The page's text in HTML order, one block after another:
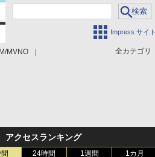
Impress サイト
全カテゴリ
MVNO
アクセスランキング
24時間 1週間 1カ月